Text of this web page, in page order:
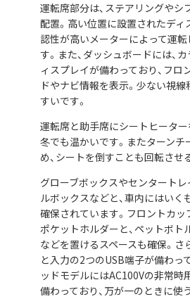
運転席部分は、ステアリングやシ
配置。高い位置に設置されたディ
認性が高いメーターによって運
す。また、ダッシュボードには、
ィスプレイが備わっており、フロ
ドやナビ情報を表示。少ない視
すいです。
運転席と助手席にシートヒーター
冬でも温かいです。またターンチ
め、シートを倒すことも回転させ
グローブボックスやセンタートレ
ルボックスなどと、車内にはいく
確保されています。フロントカッ
ポケットホルダーと、ペットボト
などを置けるスペースも確保。さ
と入力の2つのUSB端子が備わっ
ッドモデルにはAC100Vの非常時
備わっており、万が一のときに使